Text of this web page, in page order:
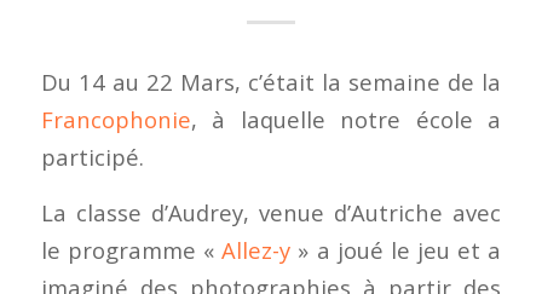
Du 14 au 22 Mars, c’était la semaine de la
Francophonie, à laquelle notre école a
participé.
La classe d’Audrey, venue d’Autriche avec
le programme «Allez-y » a joué le jeu et a
imaginé des photographies à partir des